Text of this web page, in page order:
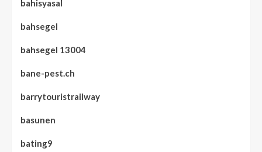
bahisyasal
bahsegel
bahsegel 13004
bane-pest.ch
barrytouristrailway
basunen
bating9